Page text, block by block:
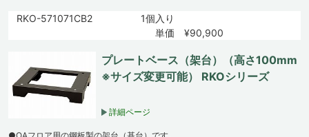
RKO-571071CB2
1個入り
単価 ¥90,900
プレートベース（架台）（高さ100mm
※サイズ変更可能） RKOシリーズ
詳細ページ